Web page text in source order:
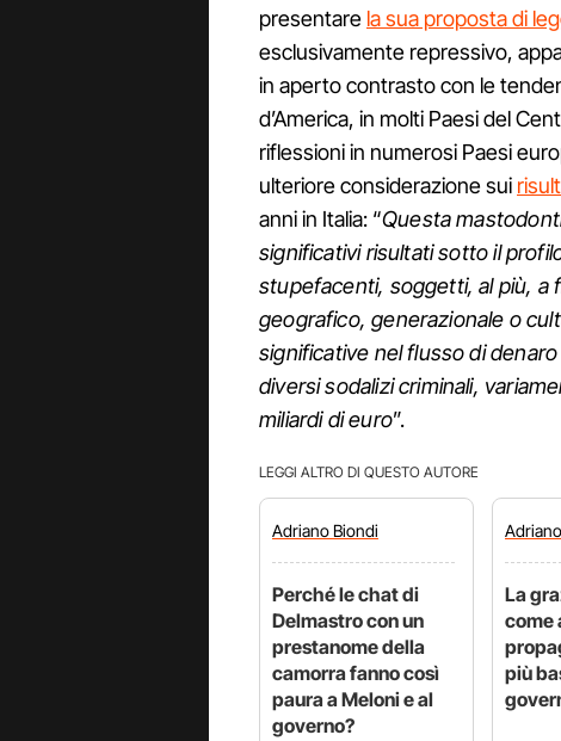
presentare la sua proposta di
esclusivamente repressivo,
in aperto contrasto con le
d’America, in molti Paesi del
riflessioni in numerosi Paesi
ulteriore considerazione sui
anni in Italia: “Questa
significativi risultati sotto il
stupefacenti, soggetti, al più, a
geografico, generazionale o
significative nel flusso di
diversi sodalizi criminali,
miliardi di euro”.
LEGGI ALTRO DI QUESTO AUTORE
AdrianoBiondi
Perché le chat di
Delmastro con un
prestanome della
camorra fanno così
paura a Meloni e al
governo?
Adriano
La
come
più